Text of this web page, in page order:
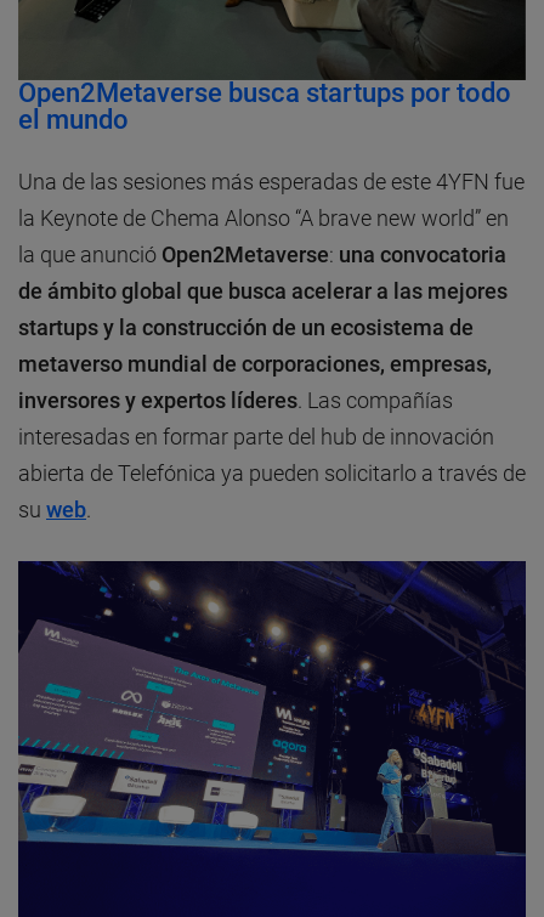
Open2Metaverse busca startups por todo
el mundo
Una de las sesiones más esperadas de este 4YFN fue
la Keynote de Chema Alonso “A brave new world” en
la que anunció Open2Metaverse: una convocatoria
de ámbito global que busca acelerar a las mejores
startups y la construcción de un ecosistema de
metaverso mundial de corporaciones, empresas,
inversores y expertos líderes . Las compañías
interesadas en formar parte del hub de innovación
abierta de Telefónica ya pueden solicitarlo a través de
su web